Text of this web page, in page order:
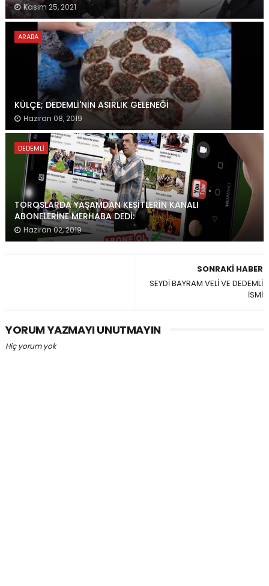
Kasım 25, 2021
ARABA
KÜLÇE; DEDEMLİ'NİN ASIRLIK GELENEĞİ
Haziran 08, 2019
DEDEMLI
TOROSLARDA YAŞAMDAN KESİTLERİN KANALI
ABONELERİNE MERHABA DEDİ:
Haziran 02, 2019
SONRAKI HABER
SEYDİ BAYRAM VELİ VE DEDEMLİ
İSMİ
YORUM YAZMAYI UNUTMAYIN
Hiç yorum yok